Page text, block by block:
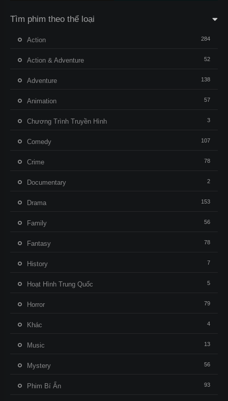
Tìm phim theo thể loại
Action 284
Action & Adventure 52
Adventure 138
Animation 57
Chương Trình Truyền Hình 3
Comedy 107
Crime 78
Documentary 2
Drama 153
Family 56
Fantasy 78
History 7
Hoạt Hình Trung Quốc 5
Horror 79
Khác 4
Music 13
Mystery 56
Phim Bí Ẩn 93